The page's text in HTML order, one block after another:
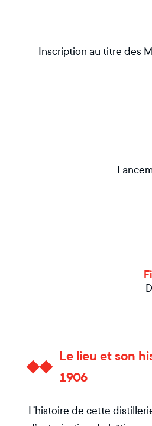
Inscription au titre des
Le lieu et son
1906
L’histoire de cette